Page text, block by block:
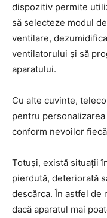
dispozitiv permite
să selecteze modul
ventilare,
ventilatorului și să
aparatului.
Cu alte cuvinte,
pentru
conform nevoilor
Totuși, există situații
pierdută, deteriorată
descărca. În astfel de
dacă aparatul mai